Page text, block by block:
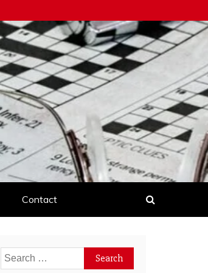
Contact
Search